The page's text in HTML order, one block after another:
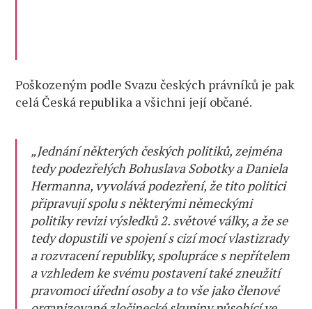
Poškozeným podle Svazu českých právníků je pak
celá Česká republika a všichni její občané.
„Jednání některých českých politiků, zejména
tedy podezřelých Bohuslava Sobotky a Daniela
Hermanna, vyvolává podezření, že tito politici
připravují spolu s některými německými
politiky revizi výsledků 2. světové války, a že se
tedy dopustili ve spojení s cizí mocí vlastizrady
a rozvracení republiky, spolupráce s nepřítelem
a vzhledem ke svému postavení také zneužití
pravomoci úřední osoby a to vše jako členové